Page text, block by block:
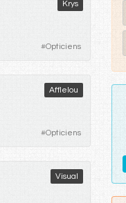
Krys
#Opticiens
Afflelou
#Opticiens
Visual